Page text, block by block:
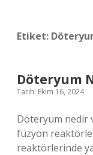
Etiket:
Döteryum
Tarih: Ekim 16, 2024
Döteryum nedir
füzyon
reaktörlerinde